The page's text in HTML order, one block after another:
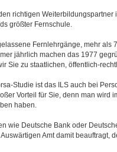
richtigen
größter Fernschule.
Fernlehrgänge, mehr als
jährlich machen das 1977
Sie zu staatlichen, öffentlich-
Studie ist das ILS auch bei
Vorteil für Sie, denn man wird
haben.
wie Deutsche Bank oder
Amt damit beauftragt,